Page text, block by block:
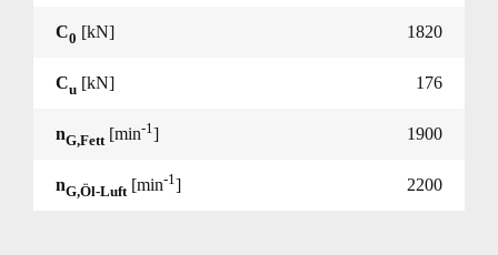
C0 [kN] 1820
Cu [kN] 176
nG,Fett [min-1] 1900
nG,Öl-Luft [min-1] 2200